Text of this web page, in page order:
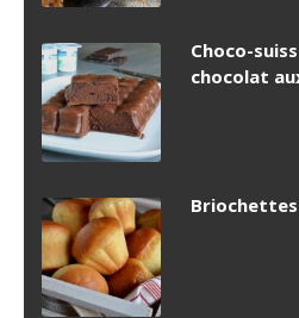
Choco-
chocolat